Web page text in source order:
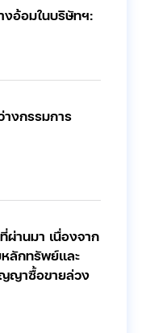
งอ้อมในบริษัทฯ:
งกรรมการ
ผ่านมา เนื่องจาก
ลักทรัพย์และ
ญาซื้อขายล่วง